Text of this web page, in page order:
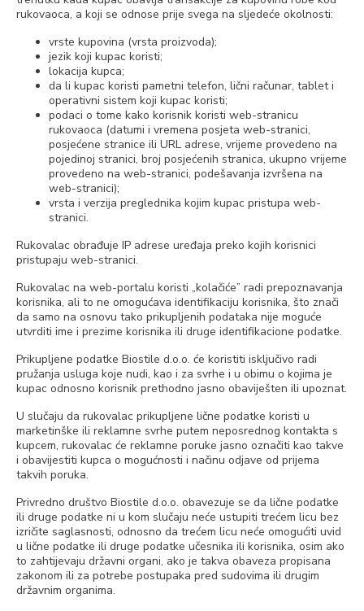
rukovaoca, a koji se odnose prije svega na sljedeće okolnosti:
vrste kupovina (vrsta proizvoda);
jezik koji kupac koristi;
lokacija kupca;
da li kupac koristi pametni telefon, lični računar, tablet i
operativni sistem koji kupac koristi;
podaci o tome kako korisnik koristi web-stranicu
rukovaoca (datumi i vremena posjeta web-stranici,
posjećene stranice ili URL adrese, vrijeme provedeno na
pojedinoj stranici, broj posjećenih stranica, ukupno vrijeme
provedeno na web-stranici, podešavanja izvršena na
web-stranici);
vrsta i verzija preglednika kojim kupac pristupa web-
stranici.
Rukovalac obrađuje IP adrese uređaja preko kojih korisnici
pristupaju web-stranici.
Rukovalac na web-portalu koristi „kolačiće” radi prepoznavanja
korisnika, ali to ne omogućava identifikaciju korisnika, što znači
da samo na osnovu tako prikupljenih podataka nije moguće
utvrditi ime i prezime korisnika ili druge identifikacione podatke.
Prikupljene podatke Biostile d.o.o. će koristiti isključivo radi
pružanja usluga koje nudi, kao i za svrhe i u obimu o kojima je
kupac odnosno korisnik prethodno jasno obaviješten ili upoznat.
U slučaju da rukovalac prikupljene lične podatke koristi u
marketinške ili reklamne svrhe putem neposrednog kontakta s
kupcem, rukovalac će reklamne poruke jasno označiti kao takve
i obavijestiti kupca o mogućnosti i načinu odjave od prijema
takvih poruka.
Privredno društvo Biostile d.o.o. obavezuje se da lične podatke
ili druge podatke ni u kom slučaju neće ustupiti trećem licu bez
izričite saglasnosti, odnosno da trećem licu neće omogućiti uvid
u lične podatke ili druge podatke učesnika ili korisnika, osim ako
to zahtijevaju državni organi, ako je takva obaveza propisana
zakonom ili za potrebe postupaka pred sudovima ili drugim
državnim organima.